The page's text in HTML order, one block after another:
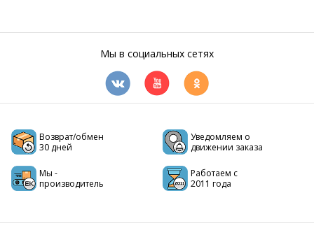
Мы в социальных сетях
Возврат/обмен
30 дней
Уведомляем о
движении заказа
Мы -
производитель
Работаем с
2011 года